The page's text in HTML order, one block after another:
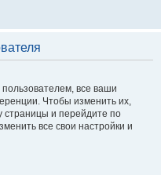
все ваши
Чтобы изменить их,
страницы и перейдите по
все свои настройки и